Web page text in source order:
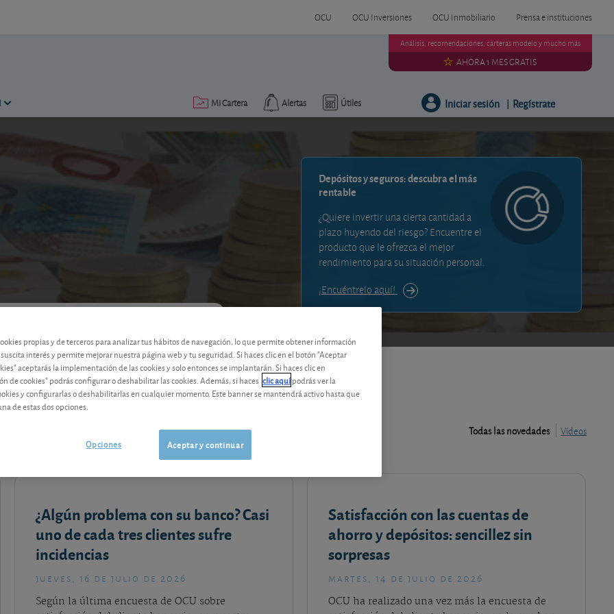
OCU OCU Inversiones OCU Inmobiliario Prensa e instituciones
Útiles
Alertas
Mi Cartera
Análisis, recomendaciones, carteras modelo y mucho más
AHORA 1 MES GRATIS
Iniciar sesión | Regístrate
Depósitos y seguros: descubra el más
rentable
¿Quiere invertir una cierta cantidad a
plazo huyendo del riesgo? Encuentre el
producto que le ofrezca el mejor
rendimiento para su situación personal.
¡Encuéntrelo aquí!
Saber más
Vídeos
Todas las novedades
¿Algún problema con su banco? Casi
uno de cada tres clientes sufre
incidencias
jueves, 16 de julio de 2026
Según la última encuesta de OCU sobre
Satisfacción con las cuentas de
ahorro y depósitos: sencillez sin
sorpresas
martes, 14 de julio de 2026
OCU ha realizado una vez más la encuesta de
propias y de terceros para analizar tus hábitos de navegación, lo que permite obtener información
interés y permite mejorar nuestra página web y tu seguridad. Si haces clic en el botón "Aceptar
aceptarás la implementación de las cookies y solo entonces se implantarán. Si haces clic en
de cookies" podrás configurar o deshabilitar las cookies. Además, si haces clic aquípodrás ver la
y configurarlas o deshabilitarlas en cualquier momento. Este banner se mantendrá activo hasta que
de estas dos opciones.
Aceptar y continuar
Opciones